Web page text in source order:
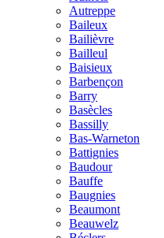
Autreppe
Baileux
Bailièvre
Bailleul
Baisieux
Barbençon
Barry
Basècles
Bassilly
Bas-Warneton
Battignies
Baudour
Bauffe
Baugnies
Beaumont
Beauwelz